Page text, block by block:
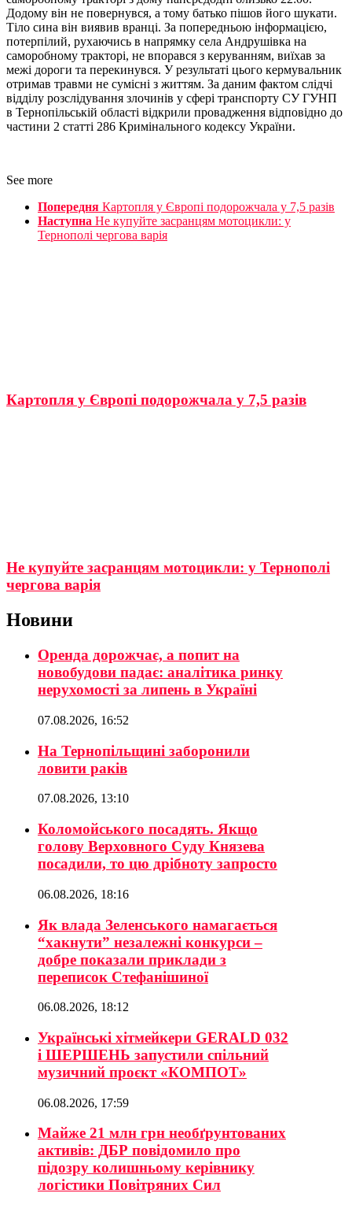
Додому він не повернувся, а тому батько пішов його шукати.
Тіло сина він виявив вранці. За попередньою інформацією,
потерпілий, рухаючись в напрямку села Андрушівка на
саморобному тракторі, не впорався з керуванням, виїхав за
межі дороги та перекинувся. У результаті цього кермувальник
отримав травми не сумісні з життям. За даним фактом слідчі
відділу розслідування злочинів у сфері транспорту СУ ГУНП
в Тернопільській області відкрили провадження відповідно до
частини 2 статті 286 Кримінального кодексу України.
See more
Попередня Картопля у Європі подорожчала у 7,5 разів
Наступна Не купуйте засранцям мотоцикли: у
Тернополі чергова варія
Картопля у Європі подорожчала у 7,5 разів
Не купуйте засранцям мотоцикли: у Тернополі
чергова варія
Новини
Оренда дорожчає, а попит на
новобудови падає: аналітика ринку
нерухомості за липень в Україні
07.08.2026, 16:52
На Тернопільщині заборонили
ловити раків
07.08.2026, 13:10
Коломойського посадять. Якщо
голову Верховного Суду Князева
посадили, то цю дрібноту запросто
06.08.2026, 18:16
Як влада Зеленського намагається
“хакнути” незалежні конкурси –
добре показали приклади з
переписок Стефанішиної
06.08.2026, 18:12
Українські хітмейкери GERALD 032
і ШЕРШЕНЬ запустили спільний
музичний проєкт «КОМПОТ»
06.08.2026, 17:59
Майже 21 млн грн необґрунтованих
активів: ДБР повідомило про
підозру колишньому керівнику
логістики Повітряних Сил